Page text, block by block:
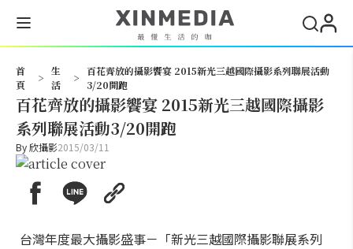
首
頁
>
生
活
>
百花齊放的攝影饗宴 2015新光三越國際攝影系列聯展活動
3/20開跑
百花齊放的攝影饗宴 2015新光三越國際攝影
系列聯展活動3/20開跑
By欣攝影2015/03/11
台灣年度最大攝影盛事－「新光三越國際攝影聯展系列